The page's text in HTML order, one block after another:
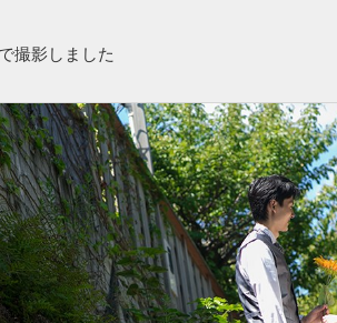
撮影しました